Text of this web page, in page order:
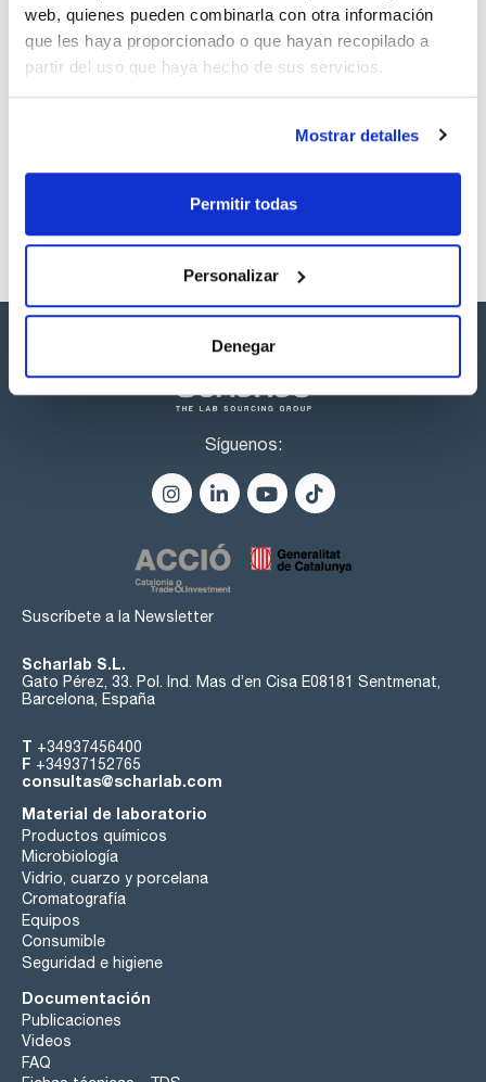
web, quienes pueden combinarla con otra información
que les haya proporcionado o que hayan recopilado a
partir del uso que haya hecho de sus servicios.
Mostrar detalles
Permitir todas
Personalizar
Denegar
Regístrate para
descargas
listos para una entrega inmediata.
Síguenos:
Suscríbete a la Newsletter
Scharlab S.L.
Gato Pérez, 33. Pol. Ind. Mas d’en Cisa E08181 Sentmenat,
Barcelona, España
T +34937456400
F +34937152765
consultas@scharlab.com
Material de laboratorio
Productos químicos
Microbiología
Vidrio, cuarzo y porcelana
Cromatografía
Equipos
Consumible
Seguridad e higiene
Documentación
Publicaciones
Videos
FAQ